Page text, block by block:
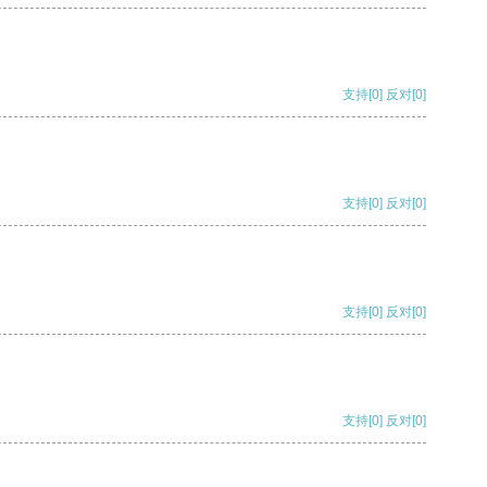
支持[0] 反对[0]
支持[0] 反对[0]
支持[0] 反对[0]
支持[0] 反对[0]